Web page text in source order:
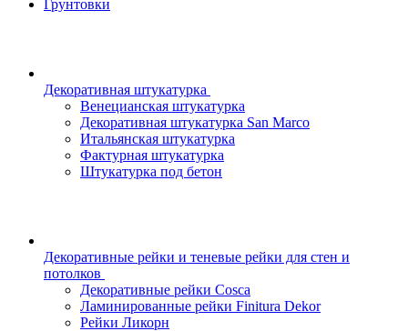
Грунтовки
Декоративная штукатурка
Венецианская штукатурка
Декоративная штукатурка San Marco
Итальянская штукатурка
Фактурная штукатурка
Штукатурка под бетон
Декоративные рейки и теневые рейки для стен и
потолков
Декоративные рейки Cosca
Ламинированные рейки Finitura Dekor
Рейки Ликорн